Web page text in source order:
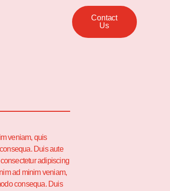
Contact
Us
veniam, quis
Duis aute
adipiscing
ad minim veniam,
consequa. Duis